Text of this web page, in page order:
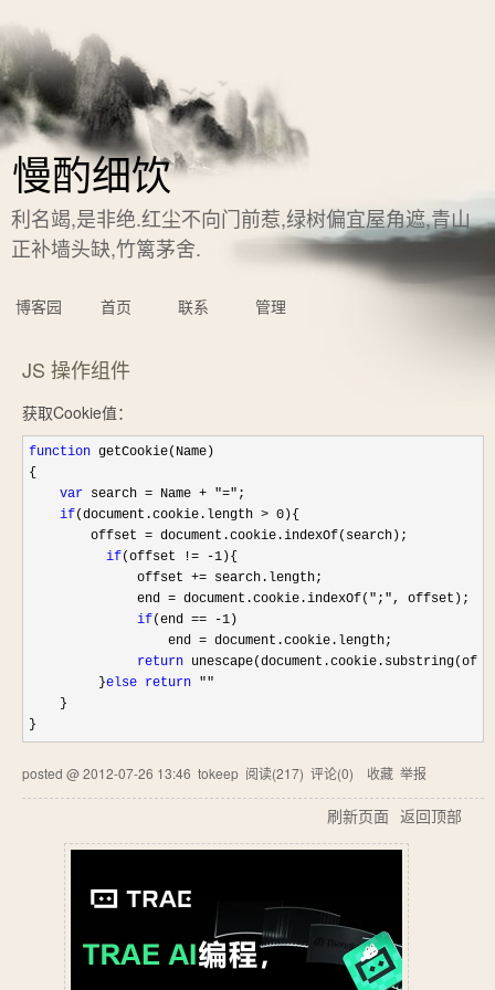
慢酌细饮
利名竭,是非绝.红尘不向门前惹,绿树偏宜屋角遮,青山
正补墙头缺,竹篱茅舍.
博客园 首页 联系 管理
JS 操作组件
获取Cookie值：
function getCookie(Name)
{
var search = Name + "=" ;
if(document.cookie.length > 0 ){
        offset
= document.cookie.indexOf(search);
if(offset != -1 ){
              offset
+= search.length;
              end
= document.cookie.indexOf(";", offset);
if(end == -1 )
                  end
= document.cookie.length;
return
         }
else return ""
    }
}
posted @2012-07-26 13:46 tokeep 阅读(217) 评论(0) 收藏 举报
刷新页面 返回顶部